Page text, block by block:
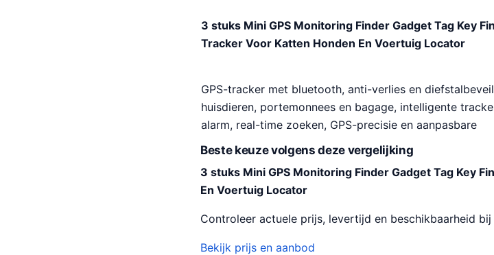
3 stuks Mini GPS Monitoring Finder Gadget Tag Key
Tracker Voor Katten Honden En Voertuig Locator
GPS-tracker met bluetooth, anti-verlies en
huisdieren, portemonnees en bagage, intelligente
alarm, real-time zoeken, GPS-precisie en aanpasbare
Beste keuze volgens deze vergelijking
3 stuks Mini GPS Monitoring Finder Gadget Tag Key
En Voertuig Locator
Controleer actuele prijs, levertijd en beschikbaarheid bij
Bekijk prijs en aanbod